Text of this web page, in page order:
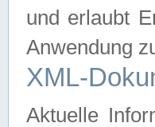
und erlaubt
Anwendung
XML-
Aktuelle